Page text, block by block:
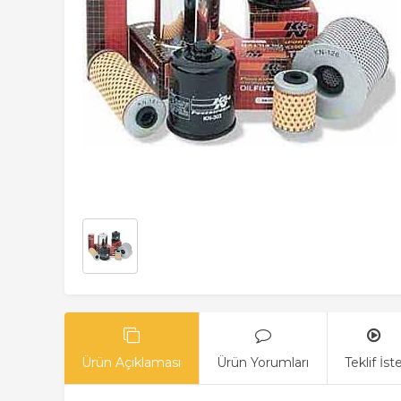
Ürün Açıklaması Ürün Yorumları Teklif